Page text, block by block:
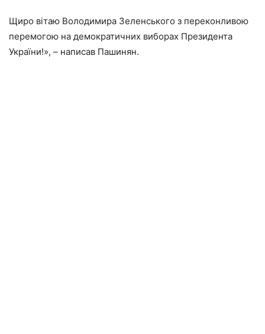
Щиро вітаю Володимира Зеленського з переконливою
перемогою на демократичних виборах Президента
України!», – написав Пашинян.